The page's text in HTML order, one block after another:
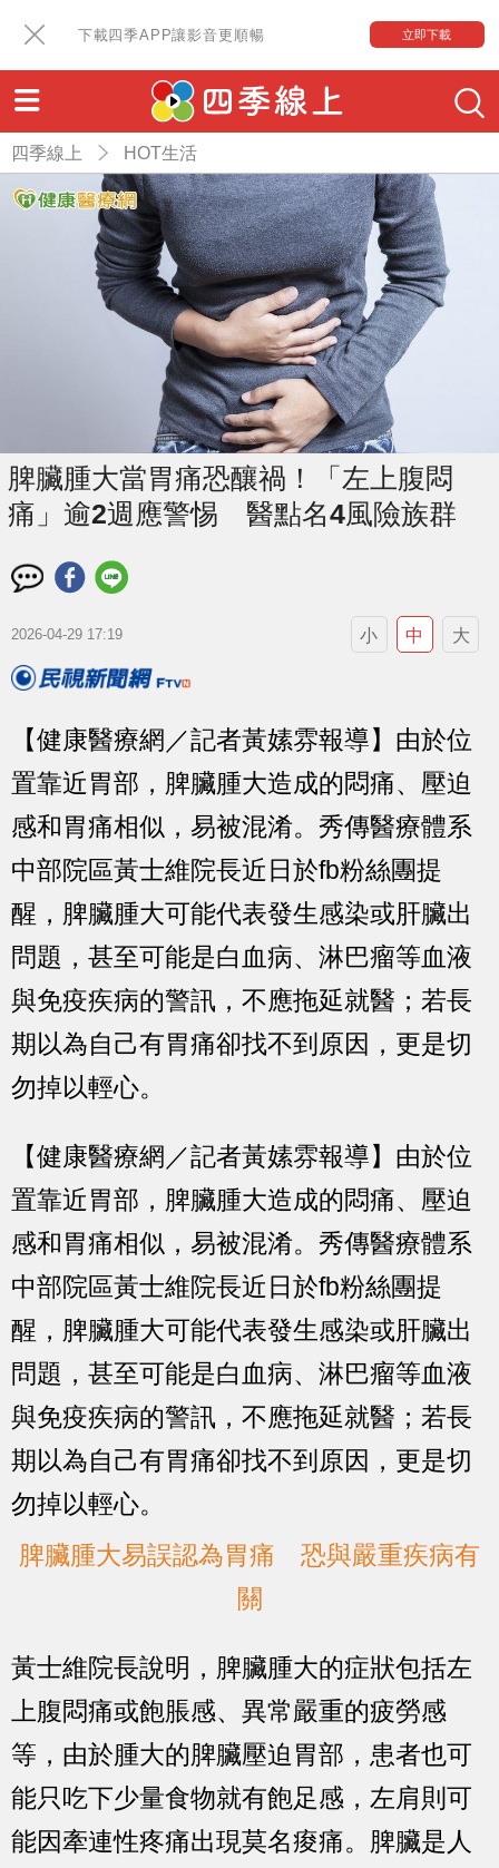
下載四季APP讓影音更順暢 立即下載
四季線上 HOT生活
脾臟腫大當胃痛恐釀禍！「左上腹悶
痛」逾2週應警惕 醫點名4風險族群
2026-04-29 17:19 小 中 大
【健康醫療網／記者黃嫊雰報導】由於位
置靠近胃部，脾臟腫大造成的悶痛、壓迫
感和胃痛相似，易被混淆。秀傳醫療體系
中部院區黃士維院長近日於fb粉絲團提
醒，脾臟腫大可能代表發生感染或肝臟出
問題，甚至可能是白血病、淋巴瘤等血液
與免疫疾病的警訊，不應拖延就醫；若長
期以為自己有胃痛卻找不到原因，更是切
勿掉以輕心。
【健康醫療網／記者黃嫊雰報導】由於位
置靠近胃部，脾臟腫大造成的悶痛、壓迫
感和胃痛相似，易被混淆。秀傳醫療體系
中部院區黃士維院長近日於fb粉絲團提
醒，脾臟腫大可能代表發生感染或肝臟出
問題，甚至可能是白血病、淋巴瘤等血液
與免疫疾病的警訊，不應拖延就醫；若長
期以為自己有胃痛卻找不到原因，更是切
勿掉以輕心。
脾臟腫大易誤認為胃痛 恐與嚴重疾病有
關
黃士維院長說明，脾臟腫大的症狀包括左
上腹悶痛或飽脹感、異常嚴重的疲勞感
等，由於腫大的脾臟壓迫胃部，患者也可
能只吃下少量食物就有飽足感，左肩則可
能因牽連性疼痛出現莫名痠痛。脾臟是人